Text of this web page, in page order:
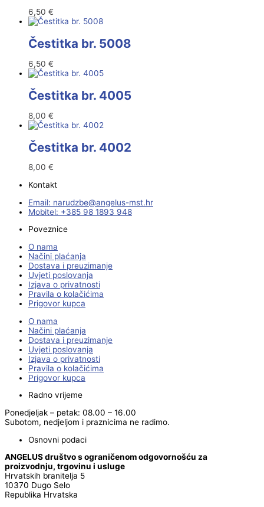
6,50 €
Čestitka br. 5008
6,50 €
Čestitka br. 4005
8,00 €
Čestitka br. 4002
8,00 €
Kontakt
Email:
rh.tsm-sulegna
@ebzduran
Mobitel: +385 98 1893 948
Poveznice
O nama
Načini plaćanja
Dostava i preuzimanje
Uvjeti poslovanja
Izjava o privatnosti
Pravila o kolačićima
Prigovor kupca
O nama
Načini plaćanja
Dostava i preuzimanje
Uvjeti poslovanja
Izjava o privatnosti
Pravila o kolačićima
Prigovor kupca
Radno vrijeme
Ponedjeljak – petak: 08.00 – 16.00
Subotom, nedjeljom i praznicima ne radimo.
Osnovni podaci
ANGELUS društvo s ograničenom odgovornošću za
proizvodnju, trgovinu i usluge
Hrvatskih branitelja 5
10370 Dugo Selo
Republika Hrvatska